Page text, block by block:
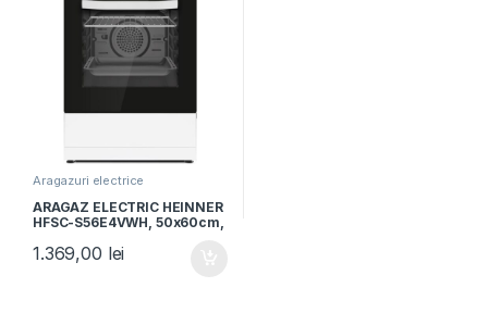
Aragazuri electrice
ARAGAZ ELECTRIC HEINNER
HFSC-S56E4VWH, 50x60cm,
4 zone de gatit, Cuptor
electric, Grill, Ventilatie, Alb
1.369,00 lei